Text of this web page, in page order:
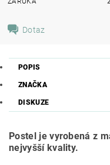
Dotaz
POPIS
ZNAČKA
DISKUZE
Postel je vyrobená z
nejvyšší kvality.